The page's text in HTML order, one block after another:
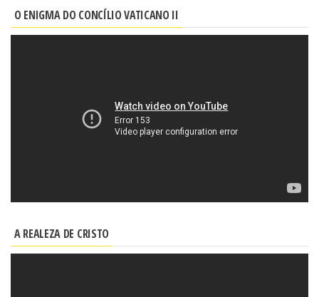
O ENIGMA DO CONCÍLIO VATICANO II
A REALEZA DE CRISTO